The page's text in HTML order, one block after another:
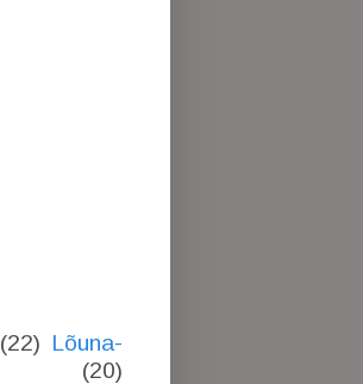
(22) Lõuna-
(20)